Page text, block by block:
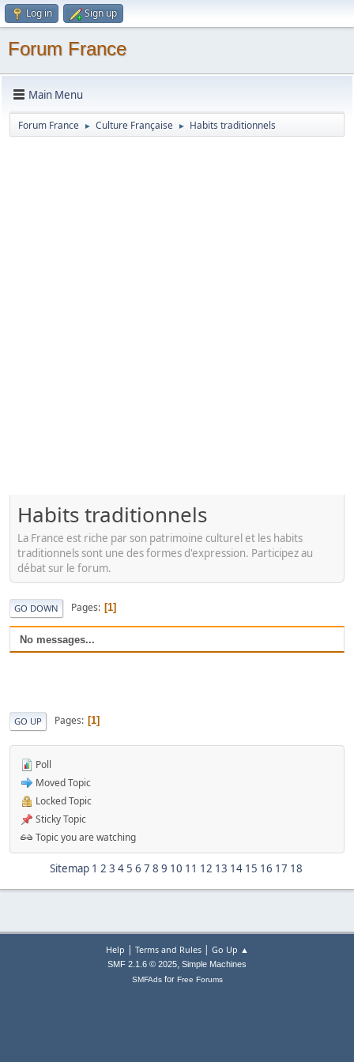
Log in Sign up
Forum France
Main Menu
Forum France ► Culture Française ► Habits traditionnels
Habits traditionnels
La France est riche par son patrimoine culturel et les habits
traditionnels sont une des formes d'expression. Participez au
débat sur le forum.
GO DOWN Pages 1
No messages...
GO UP Pages 1
Poll
Moved Topic
Locked Topic
Sticky Topic
Topic you are watching
Sitemap 1 2 3 45 6 7 8 9 10 11 12 13 14 15 16 17 18
Help | Terms and Rules| Go Up ▲
SMF 2.1.6 © 2025, Simple Machines
SMFAdsfor Free Forums